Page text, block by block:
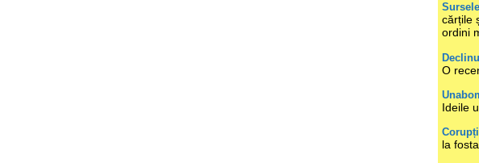
cărțile
ordini
O
Ideile
la